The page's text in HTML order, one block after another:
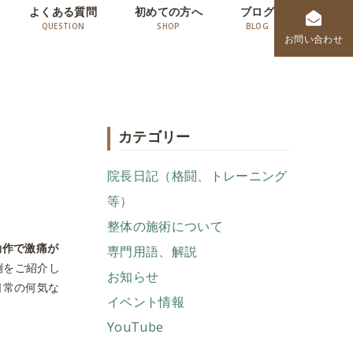
よくある質問 初めての方へ ブログ
お問い合わせ
で激痛が
ご紹介し
の何気な
カテゴリー
院長日記（格闘、トレーニング
等）
整体の施術について
専門用語、解説
お知らせ
イベント情報
YouTube